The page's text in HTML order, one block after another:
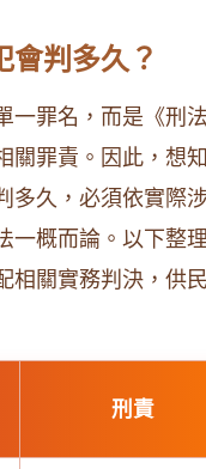
會判多久？
一罪名，而是《刑
關罪責。因此，想
多久，必須依實際
一概而論。以下整
相關實務判決，供
刑責